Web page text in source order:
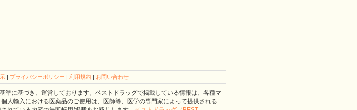
| プライバシーポリシー | 利用規約 | お問い合わせ
に基づき、運営しております。ベストドラッグで掲載している情報は、各種マ
人輸入における医薬品のご使用は、医師等、医学の専門家によって提供される